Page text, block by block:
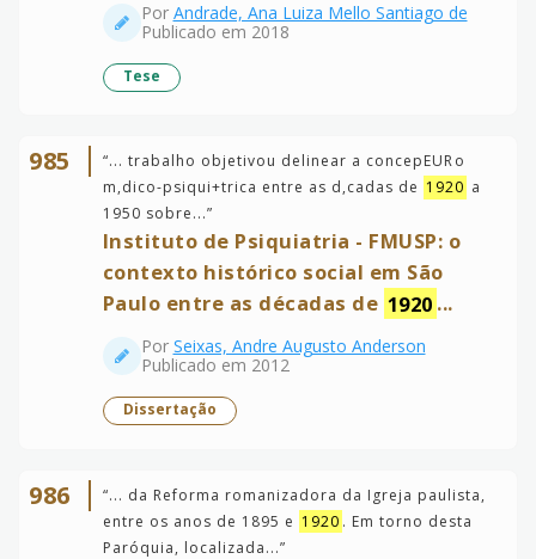
Por Andrade, Ana Luiza Mello Santiago de
Publicado em 2018
Tese
985 “... trabalho objetivou delinear a concepEURo
m,dico-psiqui+trica entre as d,cadas de 1920 a
1950 sobre...”
Instituto de Psiquiatria - FMUSP: o
contexto histórico social em São
Paulo entre as décadas de 1920 ...
Por Seixas, Andre Augusto Anderson
Publicado em 2012
Dissertação
986 “... da Reforma romanizadora da Igreja paulista,
entre os anos de 1895 e 1920 . Em torno desta
Paróquia, localizada...”